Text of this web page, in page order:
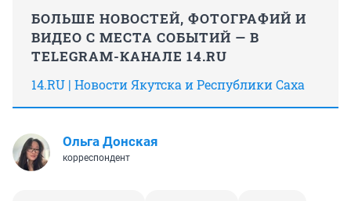
БОЛЬШЕ НОВОСТЕЙ, ФОТОГРАФИЙ И
ВИДЕО С МЕСТА СОБЫТИЙ — В
TELEGRAM-КАНАЛЕ 14.RU
14.RU | Новости Якутска и Республики Саха
Ольга Донская
корреспондент